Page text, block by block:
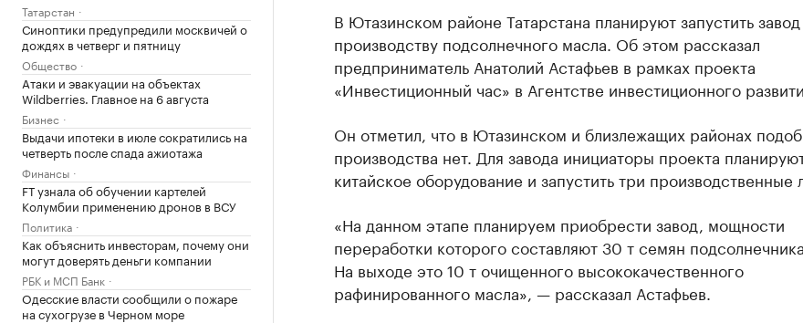
Татарстан
Синоптики предупредили москвичей о
дождях в четверг и пятницу
Общество
Атаки и эвакуации на объектах
Wildberries. Главное на 6 августа
Бизнес
Выдачи ипотеки в июле сократились на
четверть после спада ажиотажа
Финансы
FT узнала об обучении картелей
Колумбии применению дронов в ВСУ
Политика
Как объяснить инвесторам, почему они
могут доверять деньги компании
РБК и МСП Банк
Одесские власти сообщили о пожаре
на сухогрузе в Черном море
В Ютазинском районе Татарстана планируют запустить
производству подсолнечного масла. Об этом рассказал
предприниматель Анатолий Астафьев в рамках проекта
«Инвестиционный час» в Агентстве инвестиционного
Он отметил, что в Ютазинском и близлежащих районах
производства нет. Для завода инициаторы проекта
китайское оборудование и запустить три производственные
«На данном этапе планируем приобрести завод, мощности
переработки которого составляют 30 т семян
На выходе это 10 т очищенного высококачественного
рафинированного масла», — рассказал Астафьев.